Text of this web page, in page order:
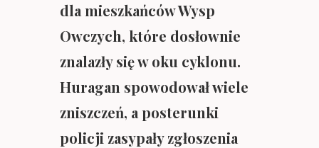
dla mieszkańców Wysp
Owczych, które dosłownie
znalazły się w oku cyklonu.
Huragan spowodował wiele
zniszczeń, a posterunki
policji zasypały zgłoszenia